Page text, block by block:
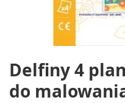
Delfiny 4
do